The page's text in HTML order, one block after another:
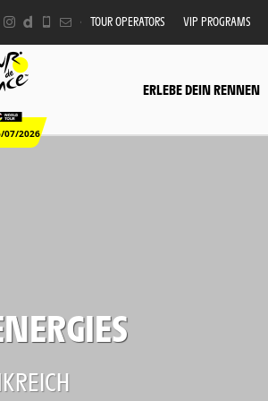
TOUR OPERATORS VIP PROGRAMS
07/2026
ERLEBE DEIN RENNEN